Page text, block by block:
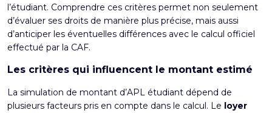
l’étudiant. Comprendre ces critères permet non seulement
d’évaluer ses droits de manière plus précise, mais aussi
d’anticiper les éventuelles différences avec le calcul officiel
effectué par la CAF.
Les critères qui influencent le montant estimé
La simulation de montant d’APL étudiant dépend de
plusieurs facteurs pris en compte dans le calcul. Le loyer